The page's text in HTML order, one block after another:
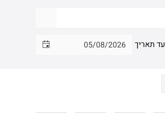
עד תאריך